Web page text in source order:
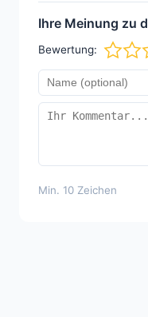
Ihre Meinung zu
Bewertung:
Min. 10 Zeichen